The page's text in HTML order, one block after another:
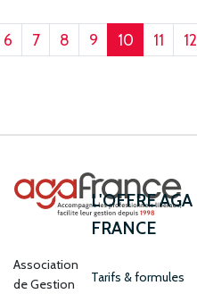
6 7 8 9 10 11 12
Association
de Gestion
L'OFFRE AGA
FRANCE
Tarifs & formules